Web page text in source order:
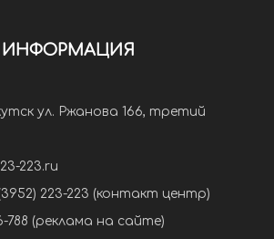
ИНФОРМАЦИЯ
ул. Ржанова 166, третий
223.ru
223-223 (контакт центр)
788 (реклама на сайте)